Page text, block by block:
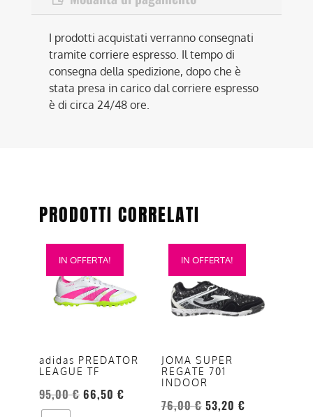
I prodotti acquistati verranno consegnati
tramite corriere espresso. Il tempo di
consegna della spedizione, dopo che è
stata presa in carico dal corriere espresso
è di circa 24/48 ore.
PRODOTTI CORRELATI
IN OFFERTA!
adidas PREDATOR
LEAGUE TF
95,00€ 66,50 €
Questo
prodotto
più
opzioni
possono
essere
scelte
IN OFFERTA!
JOMA SUPER
REGATE 701
INDOOR
76,00€ 53,20 €
Questo
prodotto
più
varianti.
opzioni
possono
essere
scelte